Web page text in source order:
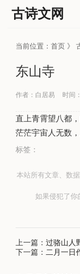
古诗文网
当前位置：首页 》
东山寺
作者：白居易 时间
直上青霄望八都
茫茫宇宙人无数
标签：
本站所有文章、数
如果侵犯了你
上一篇：过骆山人
下一篇： 二月一日